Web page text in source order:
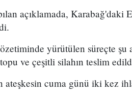
açıklamada, Karabağ'daki
yürütülen süreçte şu
ve çeşitli silahın teslim
ateşkesin cuma günü iki kez